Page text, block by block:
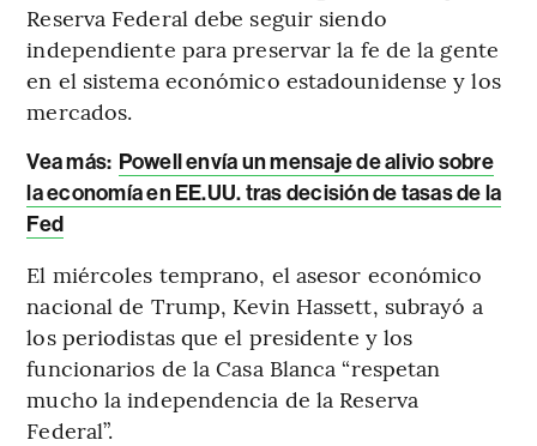
Reserva Federal debe seguir siendo
independiente para preservar la fe de la gente
en el sistema económico estadounidense y los
mercados.
Vea más: Powell envía un mensaje de alivio sobre
la economía en EE.UU. tras decisión de tasas de la
Fed
El miércoles temprano, el asesor económico
nacional de Trump, Kevin Hassett, subrayó a
los periodistas que el presidente y los
funcionarios de la Casa Blanca “respetan
mucho la independencia de la Reserva
Federal”.